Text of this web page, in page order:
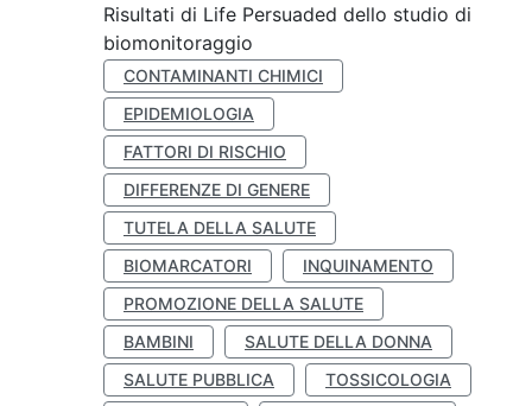
Risultati di Life Persuaded dello studio di
biomonitoraggio
CONTAMINANTI CHIMICI
EPIDEMIOLOGIA
FATTORI DI RISCHIO
DIFFERENZE DI GENERE
TUTELA DELLA SALUTE
BIOMARCATORI
INQUINAMENTO
PROMOZIONE DELLA SALUTE
BAMBINI
SALUTE DELLA DONNA
SALUTE PUBBLICA
TOSSICOLOGIA